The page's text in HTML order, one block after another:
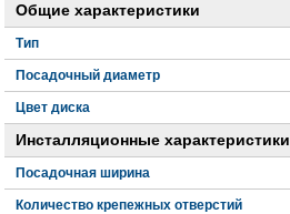
Общие характеристики
Тип
Посадочный диаметр
Цвет диска
Инсталляционные характеристики
Посадочная ширина
Количество крепежных отверстий